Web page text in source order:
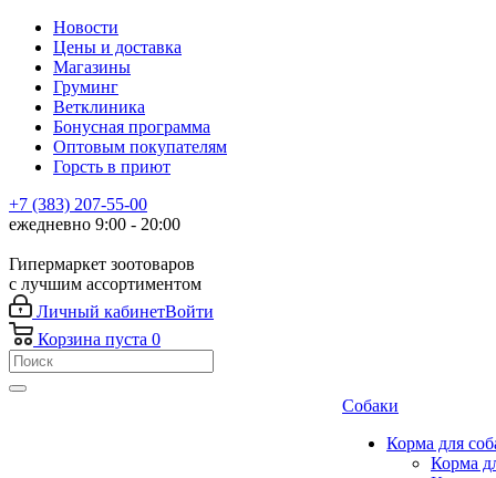
Новости
Цены и доставка
Магазины
Груминг
Ветклиника
Бонусная программа
Оптовым покупателям
Горсть в приют
+7 (383) 207-55-00
ежедневно 9:00 - 20:00
Гипермаркет зоотоваров
с лучшим ассортиментом
Личный кабинетВойти
Корзина пуста 0
Собаки
Корма для
Корма